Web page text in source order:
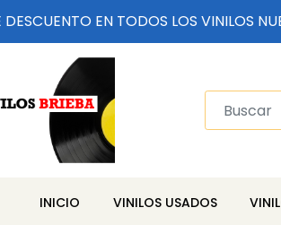
DESCUENTO EN TODOS LOS VINILOS
INICIO VINILOS USADOS